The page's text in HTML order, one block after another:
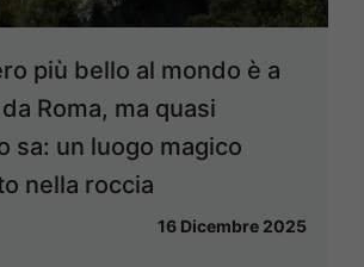
più bello al mondo è a
Roma, ma quasi
sa: un luogo magico
nella roccia
16 Dicembre 2025